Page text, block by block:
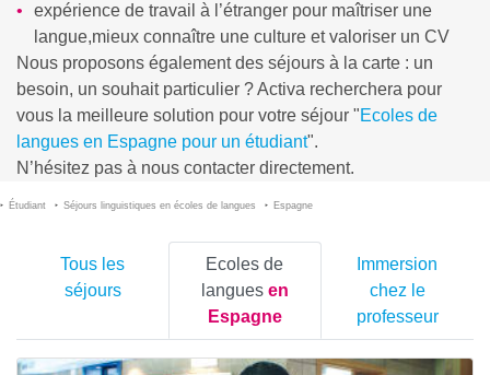
expérience de travail à l’étranger pour maîtriser une
langue,mieux connaître une culture et valoriser un CV
Nous proposons également des séjours à la carte : un
besoin, un souhait particulier ? Activa recherchera pour
vous la meilleure solution pour votre séjour "Ecoles de
langues en Espagne pour un étudiant".
N’hésitez pas à nous contacter directement.
Étudiant Séjours linguistiques en écoles de langues Espagne
Tous les
séjours
Ecoles de
langues en
Espagne
Immersion
chez le
professeur